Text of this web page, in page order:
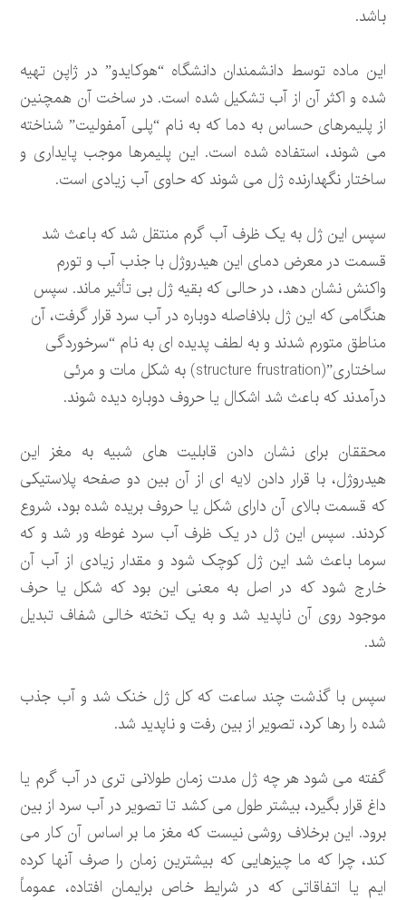
باشد.
این ماده توسط دانشمندان دانشگاه “هوکایدو” در ژاپن تهیه
شده و اکثر آن از آب تشکیل شده است. در ساخت آن همچنین
از پلیمرهای حساس به دما که به نام “پلی آمفولیت” شناخته
می شوند، استفاده شده است. این پلیمرها موجب پایداری و
ساختار نگهدارنده ژل می شوند که حاوی آب زیادی است.
سپس این ژل به یک ظرف آب گرم منتقل شد که باعث شد
قسمت در معرض دمای این هیدروژل با جذب آب و تورم
واکنش نشان دهد، در حالی که بقیه ژل بی تأثیر ماند. سپس
هنگامی که این ژل بلافاصله دوباره در آب سرد قرار گرفت، آن
مناطق متورم شدند و به لطف پدیده ای به نام “سرخوردگی
ساختاری”(structure frustration) به شکل مات و مرئی
درآمدند که باعث شد اشکال یا حروف دوباره دیده شوند.
محققان برای نشان دادن قابلیت های شبیه به مغز این
هیدروژل، با قرار دادن لایه ای از آن بین دو صفحه پلاستیکی
که قسمت بالای آن دارای شکل یا حروف بریده شده بود، شروع
کردند. سپس این ژل در یک ظرف آب سرد غوطه ور شد و که
سرما باعث شد این ژل کوچک شود و مقدار زیادی از آب آن
خارج شود که در اصل به معنی این بود که شکل یا حرف
موجود روی آن ناپدید شد و به یک تخته خالی شفاف تبدیل
شد.
سپس با گذشت چند ساعت که کل ژل خنک شد و آب جذب
شده را رها کرد، تصویر از بین رفت و ناپدید شد.
گفته می شود هر چه ژل مدت زمان طولانی تری در آب گرم یا
داغ قرار بگیرد، بیشتر طول می کشد تا تصویر در آب سرد از بین
برود. این برخلاف روشی نیست که مغز ما بر اساس آن کار می
کند، چرا که ما چیزهایی که بیشترین زمان را صرف آنها کرده
ایم یا اتفاقاتی که در شرایط خاص برایمان افتاده، عموماً